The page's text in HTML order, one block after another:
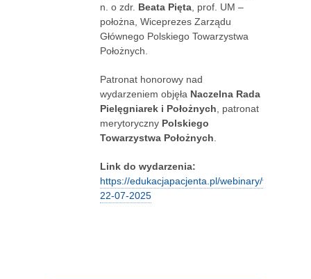
n. o zdr. Beata Pięta , prof. UM –
położna, Wiceprezes Zarządu
Głównego Polskiego Towarzystwa
Położnych.
Patronat honorowy nad
wydarzeniem objęła Naczelna Rada
Pielęgniarek i Położnych , patronat
merytoryczny Polskiego
Towarzystwa Położnych
Link do wydarzenia:
https://edukacjapacjenta.pl/webinary/vimeo/50/
22-07-2025